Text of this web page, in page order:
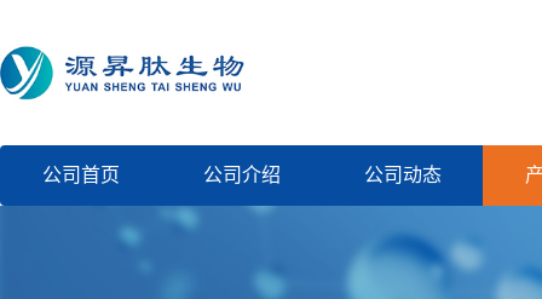
公司首页 公司介绍 公司动态